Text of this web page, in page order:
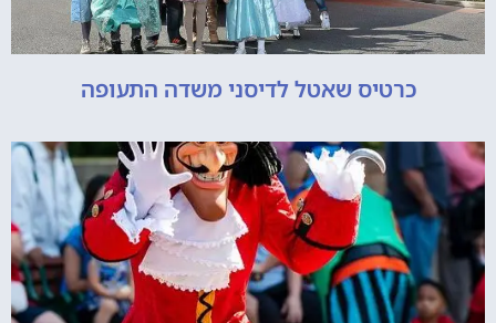
כרטיס שאטל לדיסני משדה התעופה